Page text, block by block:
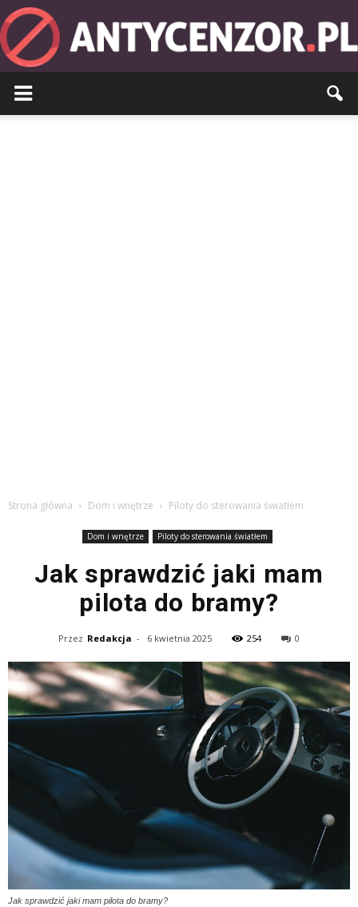
Strona główna Dom i wnętrze Piloty do sterowania światłem
Dom i wnętrze Piloty do sterowania światłem
Jak sprawdzić jaki mam
pilota do bramy?
Przez Redakcja - 6 kwietnia 2025 254 0
Jak sprawdzić jaki mam pilota do bramy?